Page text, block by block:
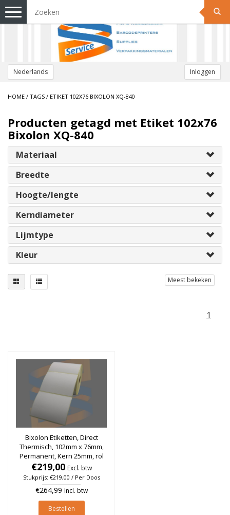
Nederlands Inloggen
Toggle
navigation
HOME / TAGS / ETIKET 102X76 BIXOLON XQ-840
Producten getagd met Etiket 102x76
Bixolon XQ-840
Materiaal
Breedte
Hoogte/lengte
Kerndiameter
Lijmtype
Kleur
Meest bekeken
1
Bixolon Etiketten, Direct
Thermisch, 102mm x 76mm,
Permanent, Kern 25mm, rol
à 930 stuks (Per doos)
€219,00 Excl. btw
Stukprijs: €219,00 / Per Doos
€264,99 Incl. btw
Bestellen